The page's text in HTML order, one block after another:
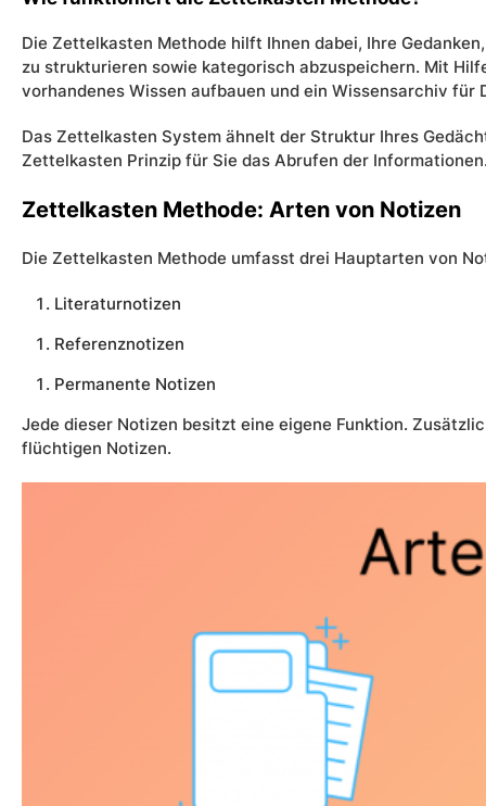
Die Zettelkasten Methode hilft Ihnen dabei, Ihre
zu strukturieren sowie kategorisch abzuspeichern. Mit
vorhandenes Wissen aufbauen und ein Wissensarchiv
Das Zettelkasten System ähnelt der Struktur Ihres
Zettelkasten Prinzip für Sie das Abrufen der
Zettelkasten Methode: Arten von Notizen
Die Zettelkasten Methode umfasst drei Hauptarten von
Literaturnotizen
Referenznotizen
Permanente Notizen
Jede dieser Notizen besitzt eine eigene Funktion.
flüchtigen Notizen.